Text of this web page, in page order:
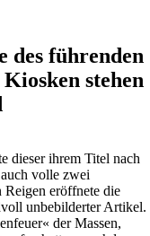
des führenden
stehen
dieser ihrem Titel nach
volle zwei
eröffnete die
unbebilderter Artikel.
der Massen,